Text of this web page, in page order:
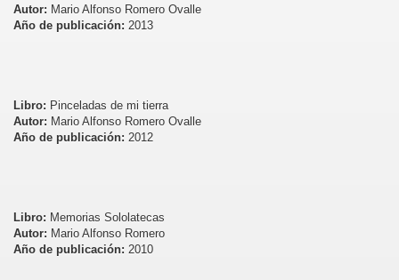
Autor: Mario Alfonso Romero Ovalle
Año de publicación: 2013
Libro: Pinceladas de mi tierra
Autor: Mario Alfonso Romero Ovalle
Año de publicación: 2012
Libro: Memorias Sololatecas
Autor: Mario Alfonso Romero
Año de publicación: 2010